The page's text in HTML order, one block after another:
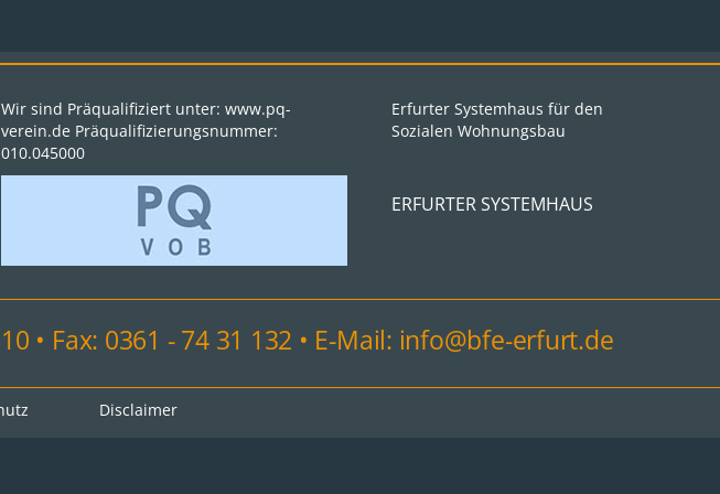
Wir sind Präqualifiziert unter: www.pq-
verein.de Präqualifizierungsnummer:
010.045000
Erfurter Systemhaus für den
Sozialen Wohnungsbau
ERFURTER SYSTEMHAUS
• Fax: 0361 - 74 31 132 • E-Mail: info@bfe-erfurt.de
Disclaimer